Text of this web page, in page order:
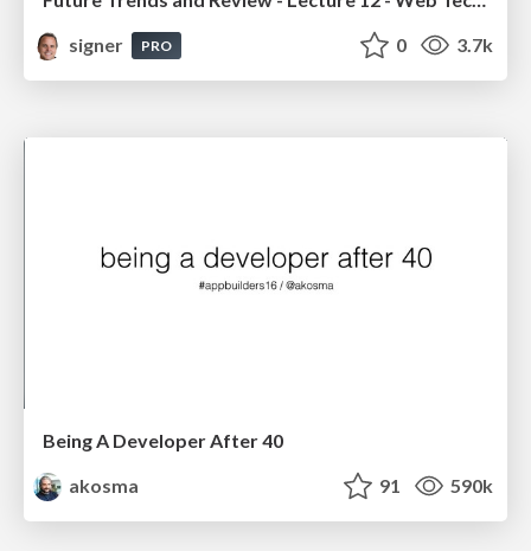
signer
PRO 0 3.7k
Being A Developer After 40
akosma
91 590k